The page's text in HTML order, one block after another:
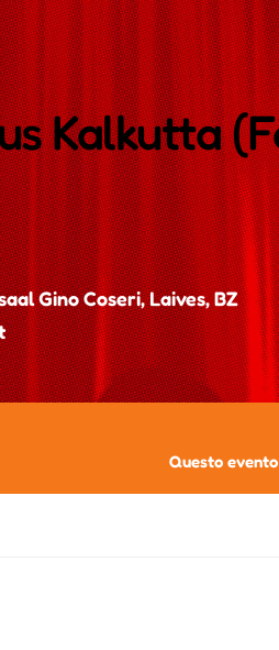
Kalkutta
Gino Coseri, Laives, BZ
Questo